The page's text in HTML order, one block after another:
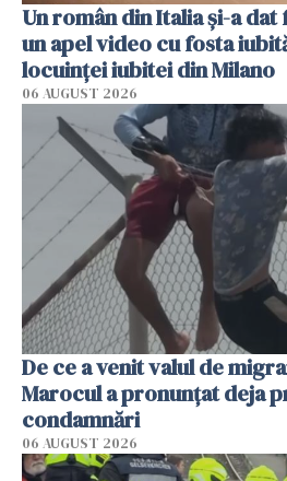
Un român din Italia și-a
un apel video cu fosta
locuinței iubitei din Milano
06 AUGUST 2026
De ce a venit valul de
Marocul a pronunțat deja
condamnări
06 AUGUST 2026